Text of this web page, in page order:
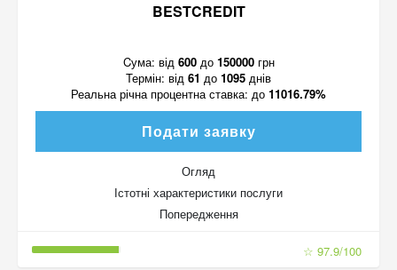
BESTCREDIT
Cума: від 600до 150000грн
Термін: від 61 до 1095 днів
Реальна річна процентна ставка: до 11016.79%
Подати заявку
Огляд
Істотні характеристики послуги
Попередження
☆ 97.9/100